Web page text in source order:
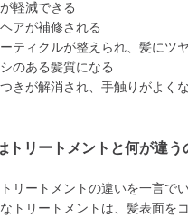
軽減できる
アが補修される
ーティクルが整えられ、髪にツ
のある髪質になる
つきが解消され、手触りがよく
トリートメントと何が違う
リートメントの違いを一言で
トリートメントは、髪表面を